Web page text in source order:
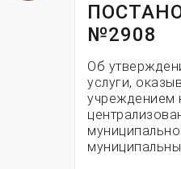
№2908
Об
услуги,
учреждением